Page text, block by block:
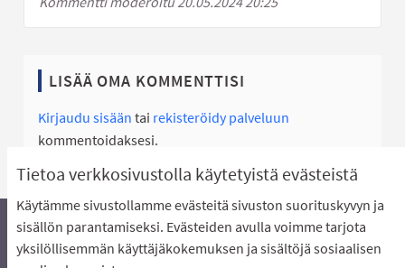
Tietoa verkkosivustolla käytetyistä evästeistä
Käytämme sivustollamme evästeitä sivuston suorituskyvyn ja
sisällön parantamiseksi. Evästeiden avulla voimme tarjota
yksilöllisemmän käyttäjäkokemuksen ja sisältöjä sosiaalisen
LISÄÄ OMA KOMMENTTISI
Kirjaudu sisään tai rekisteröidy palveluun
kommentoidaksesi.
Äänestyksen pikaohjeet
Usein kysytyt kysymykset